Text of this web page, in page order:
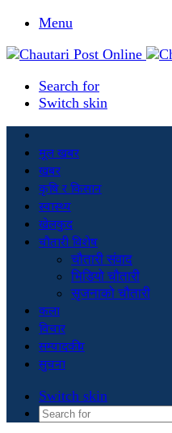
Menu
Search for
Switch skin
मूल खबर
खबर
कृषि र किसान
स्वास्थ्य
खेलकुद
चौतारी विशेष
चौतारी संवाद
भिडियो चौतारी
सृजनाको चौतारी
कला
विचार
सम्पादकीय
सुचना
Switch skin